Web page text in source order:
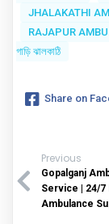
JHALAKATHI
RAJAPUR
গাড়ি ঝালকাঠি
Share on
Previous
Gopalganj
Service | 24/7
Ambulance